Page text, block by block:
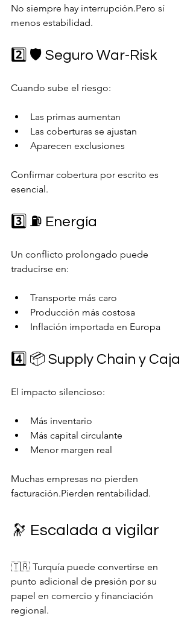
No siempre hay interrupción.Pero sí
menos estabilidad.
2️⃣ 🛡️ Seguro War-Risk
Cuando sube el riesgo:
Las primas aumentan
Las coberturas se ajustan
Aparecen exclusiones
Confirmar cobertura por escrito es
esencial.
3️⃣ ⛽ Energía
Un conflicto prolongado puede
traducirse en:
Transporte más caro
Producción más costosa
Inflación importada en Europa
4️⃣ 📦 Supply Chain y Caja
El impacto silencioso:
Más inventario
Más capital circulante
Menor margen real
Muchas empresas no pierden
facturación.Pierden rentabilidad.
🔭 Escalada a vigilar
🇹🇷 Turquía puede convertirse en
punto adicional de presión por su
papel en comercio y financiación
regional.